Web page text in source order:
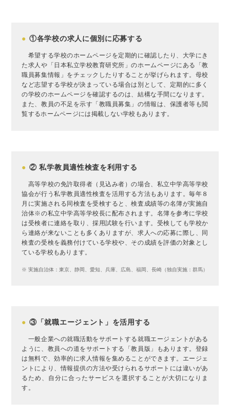
● ①各学校の求人に個別に応募する
希望する学校のホームページを定期的に確認したり、大学にき
た求人や「日本私立学校教育研究所」のホームページにある「教
職員募集情報」をチェックしたりすることが挙げられます。母校
など志望する学校が決まっている場合は別として、定期的に多く
の学校のホームページを確認するのは、結構な手間になります。
また、教員の不足を示す「教職員募集」の情報は、保護者等も閲
覧するホームページには掲載しない学校もあります。
● ② 私学教員適性検査を利用する
高等学校の免許取得者（見込み者）の場合、私立中学高等学校
協会が行う私学教員適性検査を活用する方法もあります。毎年８
月に実施される同検査を受検すると、検査成績等の名簿が実施自
治体※の私立中学高等学校長に配布されます。名簿を参考に学校
は受検者に連絡を取り、採用試験を行います。受検しても学校か
ら連絡が来ないことも多くありますが、求人への応募に際し、同
検査の受検を義務付けている学校や、その成績を評価の対象とし
ている学校もあります。
※ 実施自治体：東京、静岡、愛知、兵庫、広島、福岡、長崎（独自実施：群馬）
● ③「就職エージェント」を活用する
一般企業への就職活動をサポートする就職エージェントがある
ように、教員への道をサポートする「教員版」もあります。登録
は無料で、効率的に求人情報を集めることができます。エージェ
ントにより、情報提供の方法や受けられるサポートには違いがあ
るため、自分に合ったサービスを選択することが大切になりま
す。